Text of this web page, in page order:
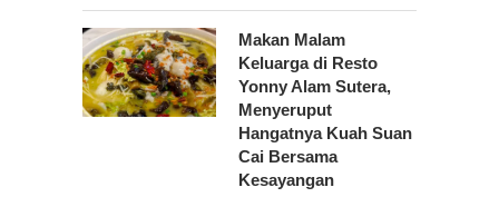
Makan Malam
Keluarga di Resto
Yonny Alam Sutera,
Menyeruput
Hangatnya Kuah Suan
Cai Bersama
Kesayangan